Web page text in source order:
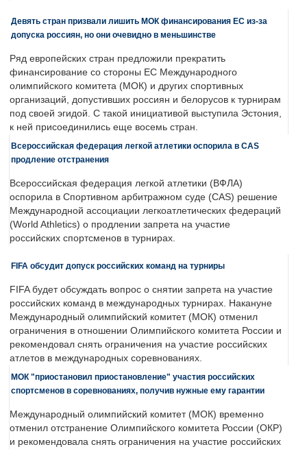
Девять стран призвали лишить МОК финансирования ЕС из-за
допуска россиян, но они очевидно в меньшинстве
Ряд европейских стран предложили прекратить
финансирование со стороны ЕС Международного
олимпийского комитета (МОК) и других спортивных
организаций, допустивших россиян и белорусов к турнирам
под своей эгидой. С такой инициативой выступила Эстония,
к ней присоединились еще восемь стран.
Всероссийская федерация легкой атлетики оспорила в CAS
продление отстранения
Всероссийская федерация легкой атлетики (ВФЛА)
оспорила в Спортивном арбитражном суде (CAS) решение
Международной ассоциации легкоатлетических федераций
(World Athletics) о продлении запрета на участие
российских спортсменов в турнирах.
FIFA обсудит допуск российских команд на турниры
FIFA будет обсуждать вопрос о снятии запрета на участие
российских команд в международных турнирах. Накануне
Международный олимпийский комитет (МОК) отменил
ограничения в отношении Олимпийского комитета России и
рекомендовал снять ограничения на участие российских
атлетов в международных соревнованиях.
МОК "приостановил приостановление" участия российских
спортсменов в соревнованиях, получив нужные ему гарантии
Международный олимпийский комитет (МОК) временно
отменил отстранение Олимпийского комитета России (ОКР)
и рекомендовала снять ограничения на участие российских